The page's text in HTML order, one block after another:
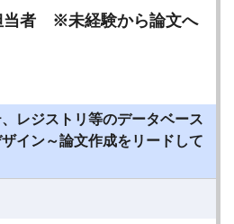
当者 ※未経験から論文へ
レジストリ等のデータベース
イン～論文作成をリードして